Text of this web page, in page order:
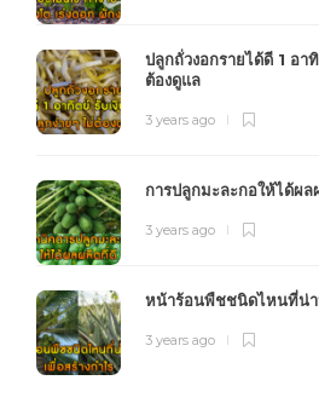
ปลูกถั่วงอกรายได้ดี 1 อา
ต้องดูแล
3 years ago
การปลูกมะละกอให้ได้ผ
3 years ago
หน้าร้อนพืชชนิดไหนที่น่า
3 years ago